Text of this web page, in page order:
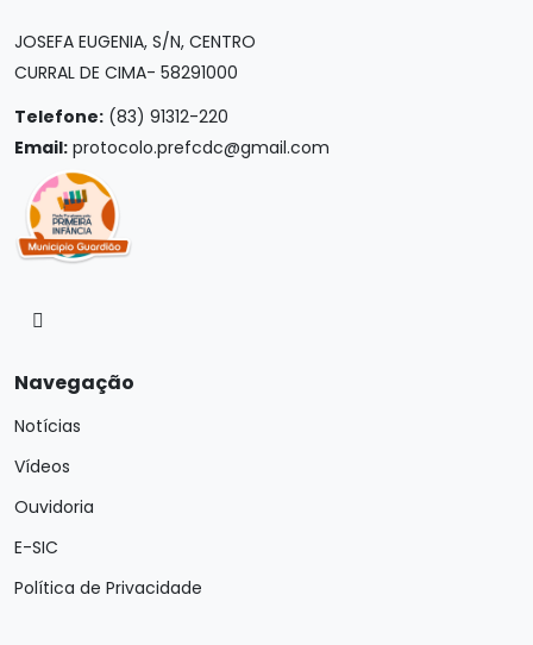
JOSEFA EUGENIA, S/N, CENTRO
CURRAL DE CIMA- 58291000
Telefone: (83) 91312-220
Email: protocolo.prefcdc@gmail.com
Navegação
Notícias
Vídeos
Ouvidoria
E-SIC
Política de Privacidade